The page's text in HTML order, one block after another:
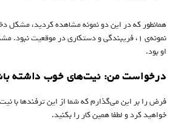
همانطور که در این دو نمونه مشاهده کردید، مشکل
نمونه‌ی ۱، فریبندگی و دستکاری در موقعیت
او بود.
درخواست من: نیت‌های خوب داشته
فرض را بر این می‌گذارم که شما از این ترفندها با
خواهید کرد و لطفا همین کار را بکنید.